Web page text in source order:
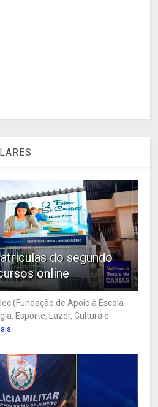
do segundo
online
(Fundação de Apoio à Escola
Esporte, Lazer, Cultura e